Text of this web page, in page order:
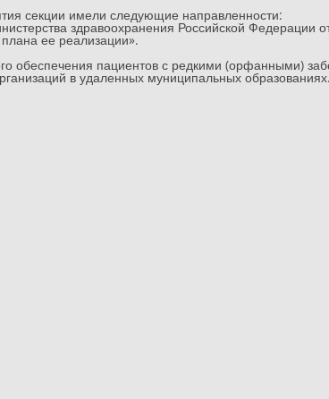
секции имели следующие направленности:
здравоохранения Российской Федерации
ее реализации».
обеспечения пациентов с редкими (орфанными)
в удаленных муниципальных образованиях.